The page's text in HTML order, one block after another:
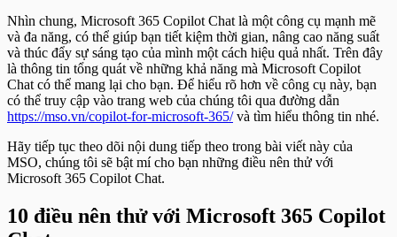
Nhìn chung, Microsoft 365 Copilot Chat là một công cụ mạnh mẽ
và đa năng, có thể giúp bạn tiết kiệm thời gian, nâng cao năng suất
và thúc đẩy sự sáng tạo của mình một cách hiệu quả nhất. Trên đây
là thông tin tổng quát về những khả năng mà Microsoft Copilot
Chat có thể mang lại cho bạn. Để hiểu rõ hơn về công cụ này, bạn
có thể truy cập vào trang web của chúng tôi qua đường dẫn
https://mso.vn/copilot-for-microsoft-365/và tìm hiểu thông tin nhé.
Hãy tiếp tục theo dõi nội dung tiếp theo trong bài viết này của
MSO, chúng tôi sẽ bật mí cho bạn những điều nên thử với
Microsoft 365 Copilot Chat.
10 điều nên thử với Microsoft 365 Copilot